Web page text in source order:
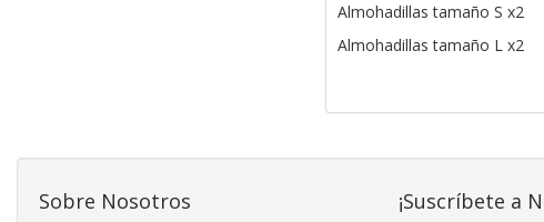
Almohadillas tamaño S x2
Almohadillas tamaño L x2
Sobre Nosotros ¡Suscríbete a